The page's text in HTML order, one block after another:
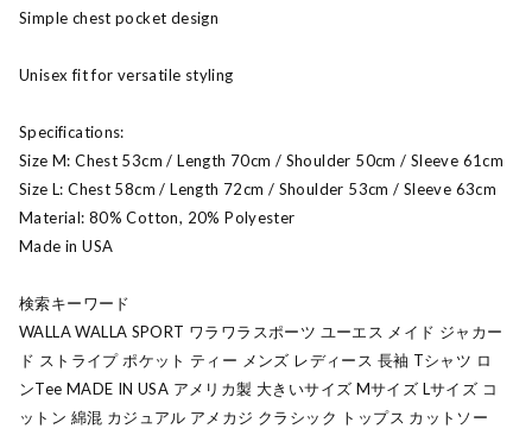
Simple chest pocket design
Unisex fit for versatile styling
Specifications:
Size M: Chest 53cm / Length 70cm / Shoulder 50cm / Sleeve 61cm
Size L: Chest 58cm / Length 72cm / Shoulder 53cm / Sleeve 63cm
Material: 80% Cotton, 20% Polyester
Made in USA
検索キーワード
WALLA WALLA SPORT ワラワラスポーツ ユーエス メイド ジャカー
ド ストライプ ポケット ティー メンズ レディース 長袖 Tシャツ ロ
ンTee MADE IN USA アメリカ製 大きいサイズ Mサイズ Lサイズ コ
ットン 綿混 カジュアル アメカジ クラシック トップス カットソー